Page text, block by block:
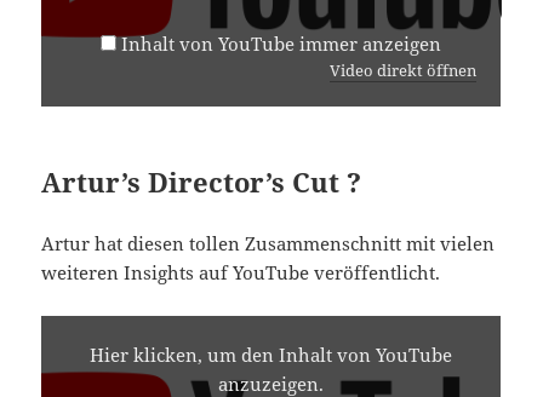
Inhalt von YouTube immer anzeigen
Video direkt öffnen
Artur’s Director’s Cut ?
Artur hat diesen tollen Zusammenschnitt mit vielen
weiteren Insights auf YouTube veröffentlicht.
YOUTUBEHier klicken, um den Inhalt von YouTube
anzuzeigen.